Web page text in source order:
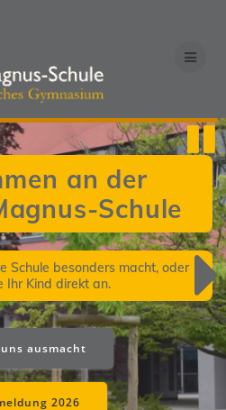
an der
Schule
Schule besonders macht, oder
Ihr Kind direkt an.
ausmacht
2026